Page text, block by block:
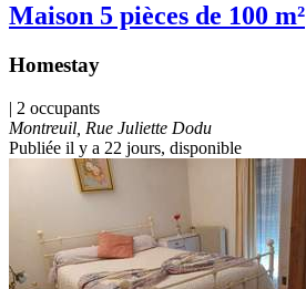
Maison 5 pièces de 100 m²
Homestay
| 2 occupants
Montreuil, Rue Juliette Dodu
Publiée il y a 22 jours, disponible